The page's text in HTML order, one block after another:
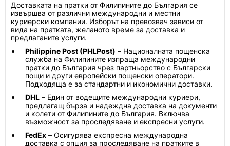
Доставката на пратки от Филипините до България се
извършва от различни международни и местни
куриерски компании. Изборът на превозвач зависи от
вида на пратката, желаното време за доставка и
предлаганите услуги.
Philippine Post (PHLPost) – Националната пощенска
служба на Филипините изпраща международни
пратки до България чрез партньорство с Български
пощи и други европейски пощенски оператори.
Подходяща е за стандартни и икономични доставки.
DHL – Един от водещите международни куриери,
предлагащ бърза и надеждна доставка на документи
и колети от Филипините до България. Включва
възможност за проследяване и експресни услуги.
FedEx – Осигурява експресна международна
доставка с опция за проследяване на пратките в